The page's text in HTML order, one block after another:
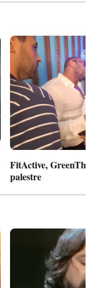
FitActive,
palestre